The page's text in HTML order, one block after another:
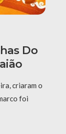
Do
criaram o
foi